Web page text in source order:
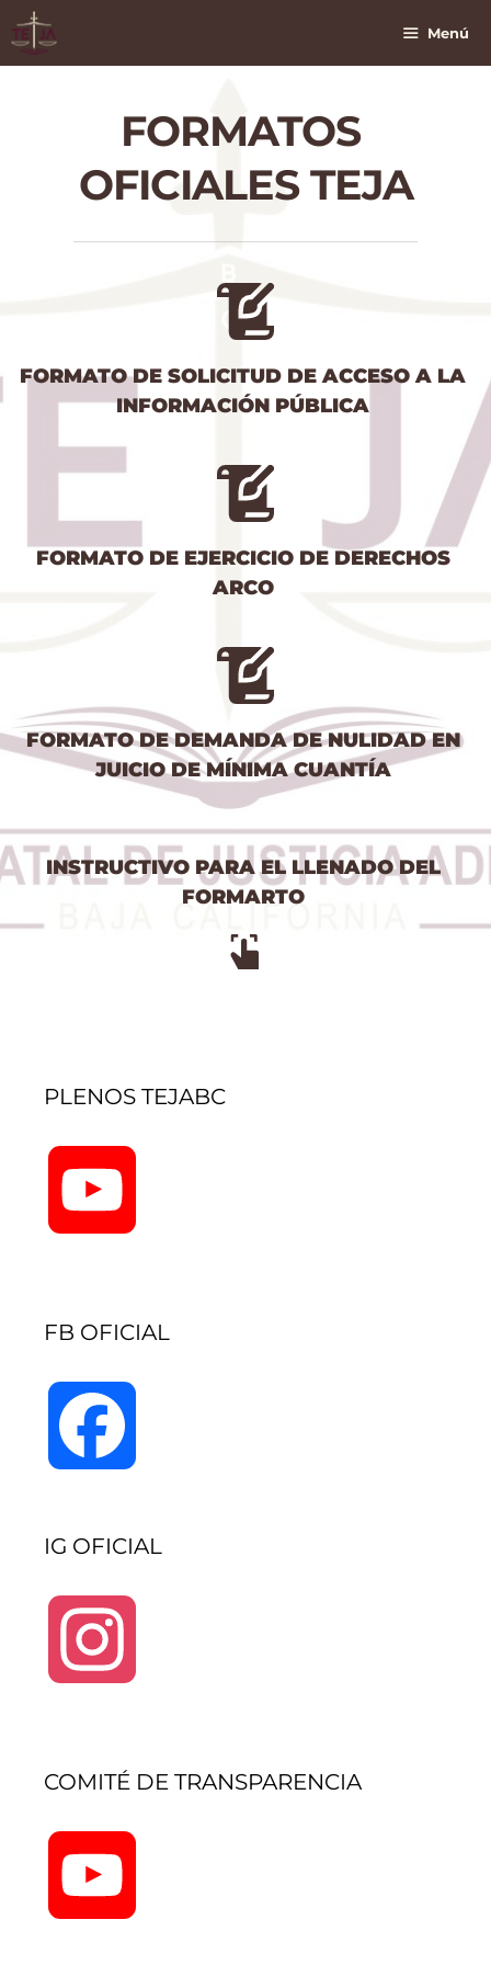
Saltar
Al
Contenido
Menú
FORMATOS
OFICIALES TEJA
FORMATO DE SOLICITUD DE ACCESO A LA
INFORMACIÓN PÚBLICA
FORMATO DE EJERCICIO DE DERECHOS
ARCO
FORMATO DE DEMANDA DE NULIDAD EN
JUICIO DE MÍNIMA CUANTÍA
INSTRUCTIVO PARA EL LLENADO DEL
FORMARTO
PLENOS TEJABC
FB OFICIAL
IG OFICIAL
COMITÉ DE TRANSPARENCIA